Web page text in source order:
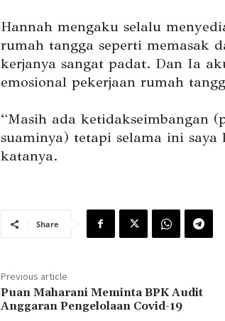
Hannah mengaku selalu
rumah tangga seperti memasak
kerjanya sangat padat. Dan Ia
emosional pekerjaan rumah
“Masih ada ketidakseimbangan
suaminya) tetapi selama ini saya
katanya.
Share
Previous article
Puan Maharani Meminta BPK Audit
Anggaran Pengelolaan Covid-19